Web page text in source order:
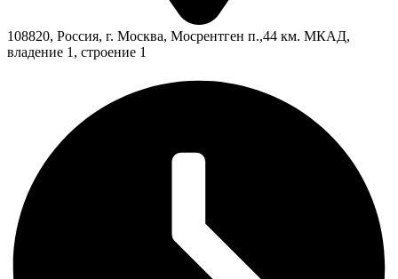
108820, Россия, г. Москва, Мосрентген п.,44 км. МКАД,
владение 1, строение 1